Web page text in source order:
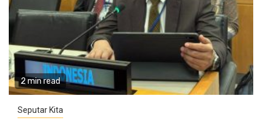
2 min read
Seputar Kita